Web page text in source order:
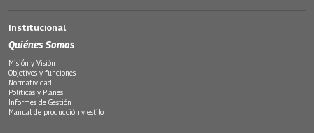
Institucional
Quiénes Somos
Misión y Visión
Objetivos y funciones
Normatividad
Políticas y Planes
Informes de Gestión
Manual de producción y estilo